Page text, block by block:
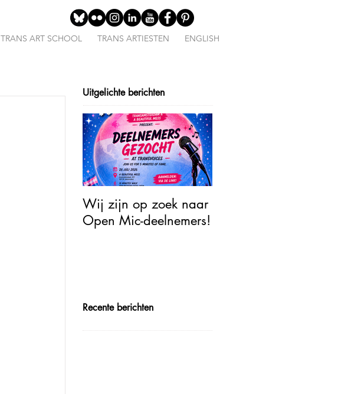
TRANS ART SCHOOL TRANS ARTIESTEN ENGLISH
Uitgelichte berichten
Wij zijn op zoek naar
Open Mic-deelnemers!
Recente berichten